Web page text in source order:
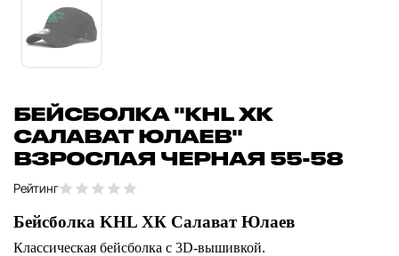
БЕЙСБОЛКА "KHL ХК
САЛАВАТ ЮЛАЕВ"
ВЗРОСЛАЯ ЧЕРНАЯ 55-58
Рейтинг
Бейсболка KHL ХК Салават Юлаев
Классическая бейсболка c 3D-вышивкой.